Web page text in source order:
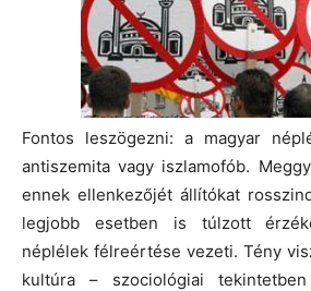
Fontos leszögezni: a magyar
antiszemita vagy iszlamofób.
ennek ellenkezőjét állítókat
legjobb esetben is túlzott
néplélek félreértése vezeti. Tény
kultúra – szociológiai